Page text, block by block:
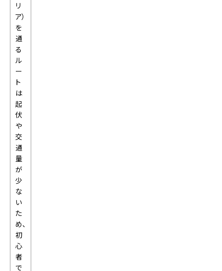
リ
ア）
を
通
る
ル
ー
ト
は
起
伏
や
交
通
量
が
少
な
い
た
め、
初
心
者
で